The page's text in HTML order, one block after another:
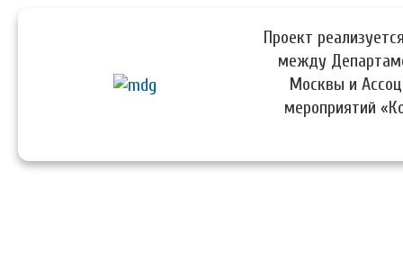
Проект
между
Москвы и
мероприятий